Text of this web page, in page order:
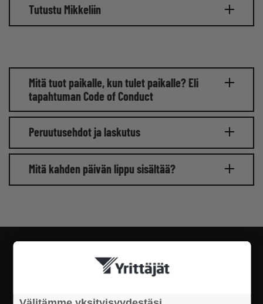
Tutustu Mikkeliin
Mitä tuot paikalle, kun tulet paikalle? Eli
tapahtuman Code of Conduct
Peruutusehdot ja laskutus
Mitä kahden päivän lippu sisältää?
ESIINTYJÄT